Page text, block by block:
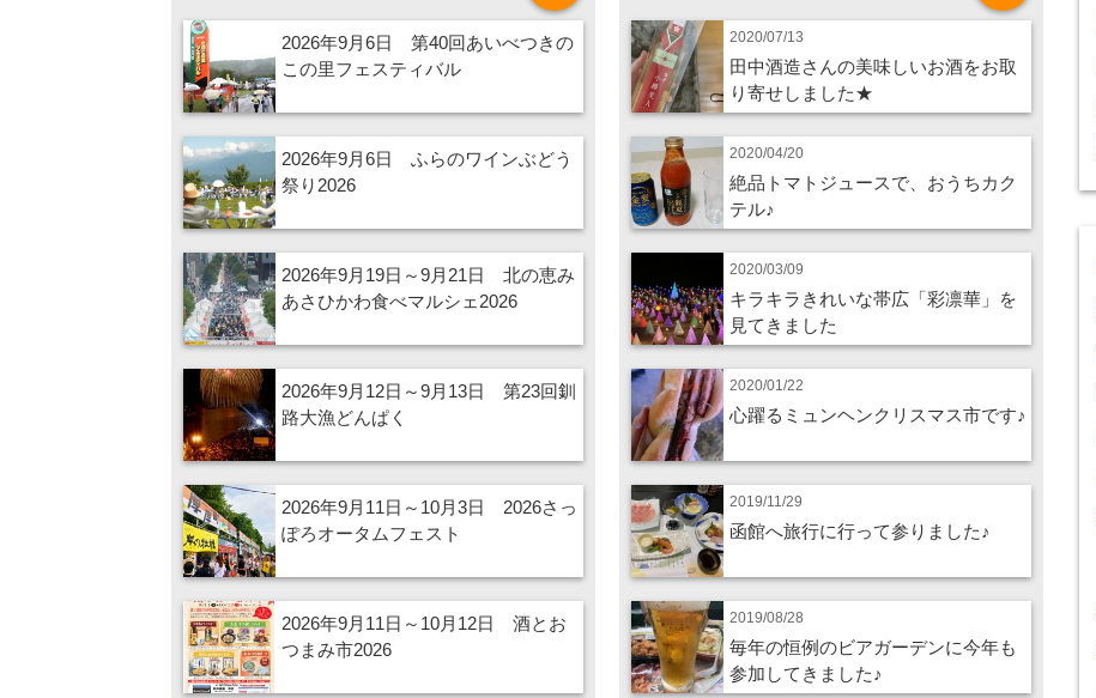
2026年9月6日 第40回あいべつきの
この里フェスティバル
2026年9月6日 ふらのワインぶどう
祭り2026
2026年9月19日～9月21日 北の恵み
あさひかわ食べマルシェ2026
2026年9月12日～9月13日 第23回釧
路大漁どんぱく
2026年9月11日～10月3日 2026さっ
ぽろオータムフェスト
2026年9月11日～10月12日 酒とお
つまみ市2026
2020/07/13
田中酒造さんの美味しいお酒をお取
り寄せしました★
2020/04/20
絶品トマトジュースで、おうちカク
テル♪
2020/03/09
キラキラきれいな帯広「彩凛華」を
見てきました
2020/01/22
心躍るミュンヘンクリスマス市です♪
2019/11/29
函館へ旅行に行って参りました♪
2019/08/28
毎年の恒例のビアガーデンに今年も
参加してきました♪